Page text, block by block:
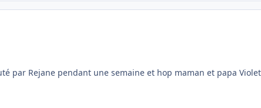
par Rejane pendant une semaine et hop maman et papa